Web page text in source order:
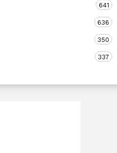
641
636
350
337